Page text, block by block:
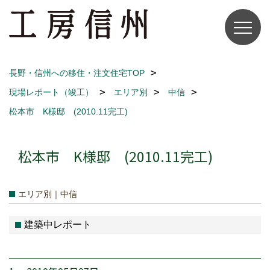
長野・信州への移住・注文住宅TOP
現場レポート（竣工）
エリア別
中信
松本市 K様邸 (2010.11完工)
松本市 K様邸 (2010.11完工)
エリア別｜中信
建築中レポート